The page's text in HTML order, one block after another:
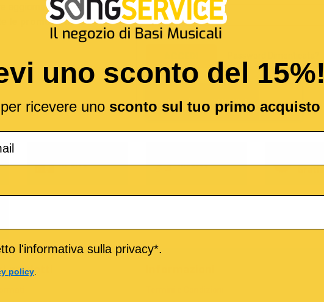
aggiornato sulla
le promozioni.
M-Live Medley
prodotti
uno sconto del 15%!
ricevere uno sconto sul tuo primo acquisto
l'informativa sulla privacy*.
policy.